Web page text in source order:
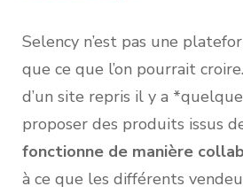
Selency n’est pas une
que ce que l’on pourrait
d’un site repris il y a
proposer des produits issus
fonctionne de manière
à ce que les différents